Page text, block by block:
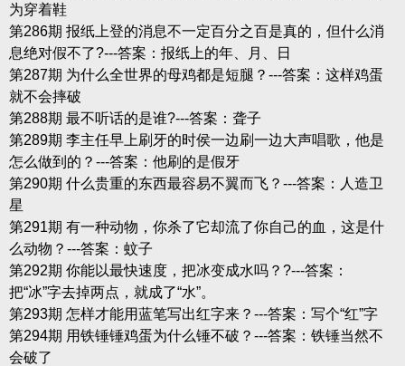
为穿着鞋
第286期 报纸上登的消息不一定百分之百是真的，但什么消
息绝对假不了?---答案：报纸上的年、月、日
第287期 为什么全世界的母鸡都是短腿？---答案：这样鸡蛋
就不会摔破
第288期 最不听话的是谁?---答案：聋子
第289期 李主任早上刷牙的时侯一边刷一边大声唱歌，他是
怎么做到的？---答案：他刷的是假牙
第290期 什么贵重的东西最容易不翼而飞？---答案：人造卫
星
第291期 有一种动物，你杀了它却流了你自己的血，这是什
么动物？---答案：蚊子
第292期 你能以最快速度，把冰变成水吗？?---答案：
把“冰”字去掉两点，就成了“水”。
第293期 怎样才能用蓝笔写出红字来？---答案：写个“红”字
第294期 用铁锤锤鸡蛋为什么锤不破？---答案：铁锤当然不
会破了